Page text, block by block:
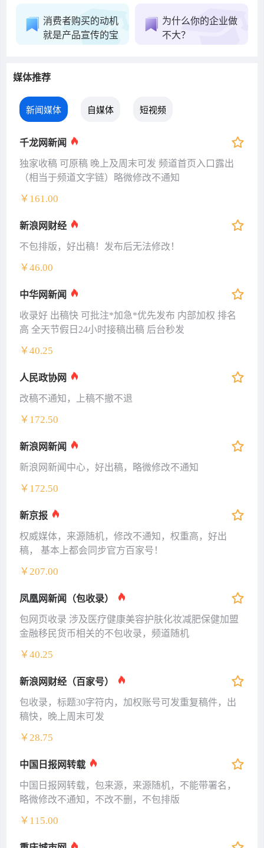
消费者购买的动机
就是产品宣传的宝
为什么你的企业做
不大？
媒体推荐
新闻媒体 自媒体 短视频
千龙网新闻
独家收稿 可原稿 晚上及周末可发 频道首页入口露出
（相当于频道文字链）略微修改不通知
￥161.00
新浪网财经
不包排版，好出稿！发布后无法修改！
￥46.00
中华网新闻
收录好 出稿快 可批注*加急*优先发布 内部加权 排名
高 全天节假日24小时接稿出稿 后台秒发
￥40.25
人民政协网
改稿不通知，上稿不撤不退
￥172.50
新浪网新闻
新浪网新闻中心，好出稿，略微修改不通知
￥172.50
新京报
权威媒体，来源随机，修改不通知，权重高，好出
稿， 基本上都会同步官方百家号！
￥207.00
凤凰网新闻（包收录）
包网页收录 涉及医疗健康美容护肤化妆减肥保健加盟
金融移民货币相关的不包收录，频道随机
￥40.25
新浪网财经（百家号）
包收录，标题30字符内，加权账号可发重复稿件，出
稿快，晚上周末可发
￥28.75
中国日报网转载
中国日报网转载，包来源，来源随机，不能带署名，
略微修改不通知，不改不删，不包排版
￥115.00